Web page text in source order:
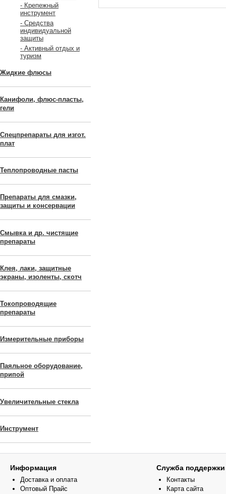
- Крепежный
инструмент
- Средства
индивидуальной
защиты
- Активный отдых и
туризм
Жидкие флюсы
Канифоли, флюс-пласты,
гели
Спецпрепараты для изгот.
плат
Теплопроводные пасты
Препараты для смазки,
защиты и консервации
Смывка и др. чистящие
препараты
Клея, лаки, защитные
экраны, изоленты, скотч
Токопроводящие
препараты
Измерительные приборы
Паяльное оборудование,
припой
Увеличительные стекла
Инструмент
Информация
Доставка и оплата
Оптовый Прайс
Служба поддержки
Контакты
Карта сайта